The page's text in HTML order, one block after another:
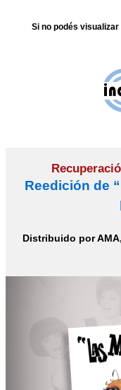
Si no podés
Reedición de
Distribuido por